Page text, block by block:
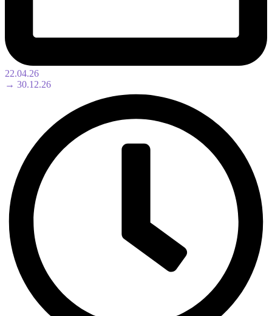
22.04.26
→ 30.12.26